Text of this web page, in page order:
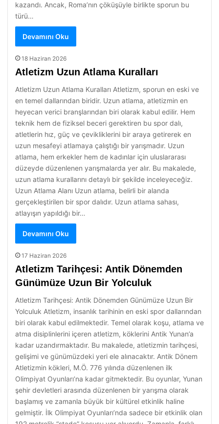
kazandı. Ancak, Roma’nın çöküşüyle birlikte sporun bu
türü…
Devamını Oku
18 Haziran 2026
Atletizm Uzun Atlama Kuralları
Atletizm Uzun Atlama Kuralları Atletizm, sporun en eski ve
en temel dallarından biridir. Uzun atlama, atletizmin en
heyecan verici branşlarından biri olarak kabul edilir. Hem
teknik hem de fiziksel beceri gerektiren bu spor dalı,
atletlerin hız, güç ve çevikliklerini bir araya getirerek en
uzun mesafeyi atlamaya çalıştığı bir yarışmadır. Uzun
atlama, hem erkekler hem de kadınlar için uluslararası
düzeyde düzenlenen yarışmalarda yer alır. Bu makalede,
uzun atlama kurallarını detaylı bir şekilde inceleyeceğiz.
Uzun Atlama Alanı Uzun atlama, belirli bir alanda
gerçekleştirilen bir spor dalıdır. Uzun atlama sahası,
atlayışın yapıldığı bir…
Devamını Oku
17 Haziran 2026
Atletizm Tarihçesi: Antik Dönemden
Günümüze Uzun Bir Yolculuk
Atletizm Tarihçesi: Antik Dönemden Günümüze Uzun Bir
Yolculuk Atletizm, insanlık tarihinin en eski spor dallarından
biri olarak kabul edilmektedir. Temel olarak koşu, atlama ve
atma disiplinlerini içeren atletizm, köklerini Antik Yunan’a
kadar uzandırmaktadır. Bu makalede, atletizmin tarihçesi,
gelişimi ve günümüzdeki yeri ele alınacaktır. Antik Dönem
Atletizmin kökleri, M.Ö. 776 yılında düzenlenen ilk
Olimpiyat Oyunları’na kadar gitmektedir. Bu oyunlar, Yunan
şehir devletleri arasında düzenlenen bir yarışma olarak
başlamış ve zamanla büyük bir kültürel etkinlik haline
gelmiştir. İlk Olimpiyat Oyunları’nda sadece bir etkinlik olan